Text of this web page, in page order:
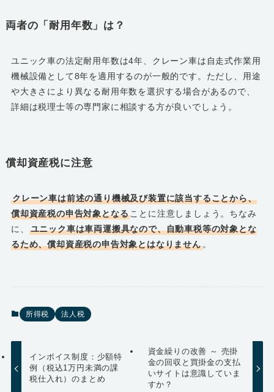
両者の「耐用年数」は？
ユニック車の法定耐用年数は4年、クレーン車は自走式作業用
機械設備として8年を適用するのが一般的です。ただし、用途
や大きさにより異なる耐用年数を選択する場合があるので、
詳細は税理士等の専門家に相談する方が良いでしょう。
償却資産税に注意
クレーン車は前述の通り機械及び装置に該当することから、
償却資産税の申告対象となる ことに注意しましょう。ちなみ
に、
ユニック車は車両運搬具なので、自動車税等の対象とな
るため、償却資産税の申告対象とはなりません。
所得税 法人税
インボイス制度：少額特
例（税込1万円未満の課
税仕入れ）のまとめ
資金繰りの改善 ～ 売掛
金の回収と買掛金の支払
いサイトは意識していま
すか？